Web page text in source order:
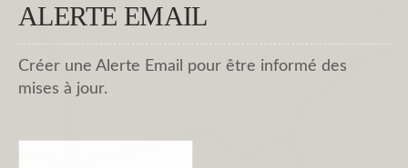
ALERTE EMAIL
Créer une Alerte Email pour être informé des
mises à jour.